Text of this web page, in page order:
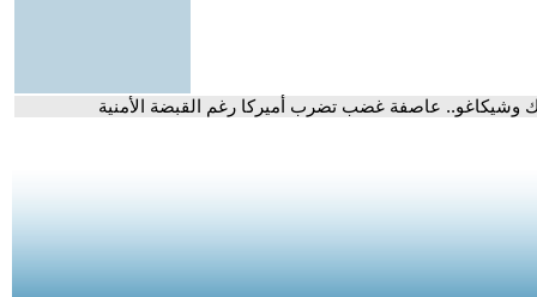
وشيكاغو.. عاصفة غضب تضرب أميركا رغم القبضة الأمنية